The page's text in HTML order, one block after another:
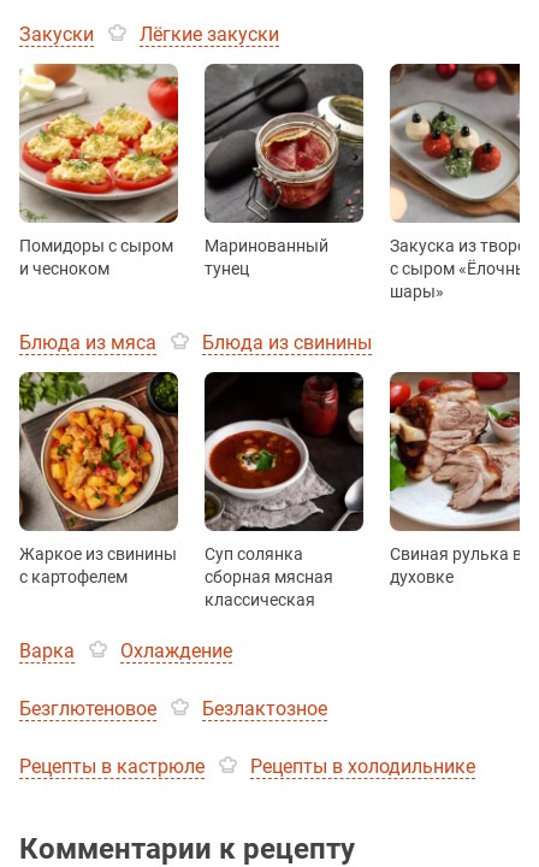
Закуски Лёгкие закуски
Помидоры с сыром
и чесноком
Маринованный
тунец
Закуска из
с сыром «Ёлочные
шары»
Блюда из мяса Блюда из свинины
Жаркое из свинины
с картофелем
Суп солянка
сборная мясная
классическая
Свиная рулька в
духовке
Варка Охлаждение
Безглютеновое Безлактозное
Рецепты в кастрюле Рецепты в холодильнике
Комментарии к рецепту